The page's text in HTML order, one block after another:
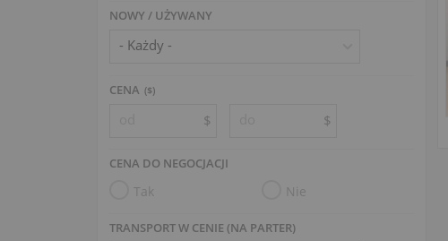
NOWY / UŻYWANY
CENA ($)
$ $
CENA DO NEGOCJACJI
Tak Nie
TRANSPORT W CENIE (NA PARTER)